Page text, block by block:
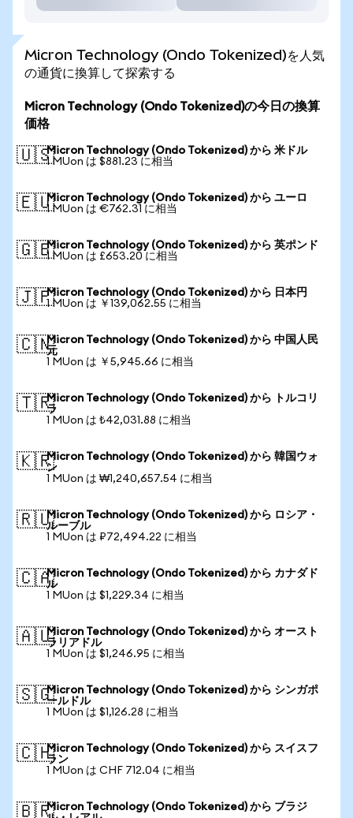
Micron Technology (Ondo Tokenized)を人気
の通貨に換算して探索する
Micron Technology (Ondo Tokenized)の今日の換算
価格
🇺🇸Micron Technology (Ondo Tokenized) から 米ドル
1 MUon は $881.23 に相当
🇪🇺Micron Technology (Ondo Tokenized) から ユーロ
1 MUon は €762.31 に相当
🇬🇧Micron Technology (Ondo Tokenized) から 英ポンド
1 MUon は £653.20 に相当
🇯🇵Micron Technology (Ondo Tokenized) から 日本円
1 MUon は ￥139,062.55 に相当
🇨🇳Micron Technology (Ondo Tokenized) から 中国人民
元
1 MUon は ￥5,945.66 に相当
🇹🇷Micron Technology (Ondo Tokenized) から トルコリ
ラ
1 MUon は ₺42,031.88 に相当
🇰🇷Micron Technology (Ondo Tokenized) から 韓国ウォ
ン
1 MUon は ₩1,240,657.54 に相当
🇷🇺Micron Technology (Ondo Tokenized) から ロシア・
ルーブル
1 MUon は ₽72,494.22 に相当
🇨🇦Micron Technology (Ondo Tokenized) から カナダド
ル
1 MUon は $1,229.34 に相当
🇦🇺Micron Technology (Ondo Tokenized) から オースト
ラリアドル
1 MUon は $1,246.95 に相当
🇸🇬Micron Technology (Ondo Tokenized) から シンガポ
ールドル
1 MUon は $1,126.28 に相当
🇨🇭Micron Technology (Ondo Tokenized) から スイスフ
ラン
1 MUon は CHF 712.04 に相当
🇧🇷Micron Technology (Ondo Tokenized) から ブラジ